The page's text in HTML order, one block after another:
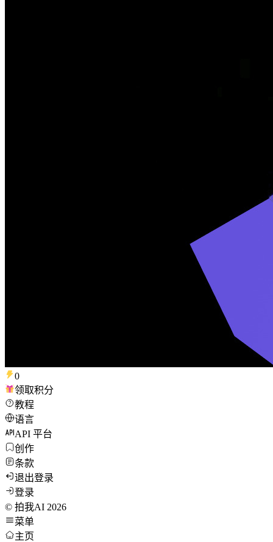
0
领取积分
教程
语言
API 平台
创作
条款
退出登录
登录
© 拍我AI 2026
菜单
主页